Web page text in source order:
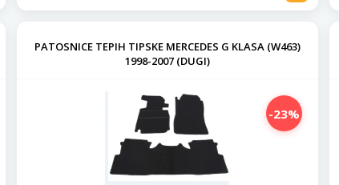
PATOSNICE TEPIH TIPSKE MERCEDES G KLASA (W463)
1998-2007 (DUGI)
-23%